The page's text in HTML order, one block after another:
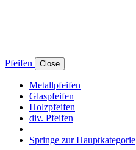
Pfeifen Close
Metallpfeifen
Glaspfeifen
Holzpfeifen
div. Pfeifen
Springe zur Hauptkategorie